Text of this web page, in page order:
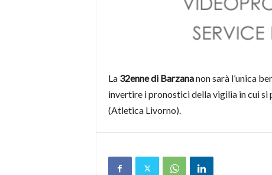
La 32enne di Barzananon sarà l’unica
invertire i pronostici della vigilia in cui
(Atletica Livorno).